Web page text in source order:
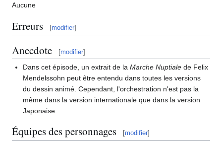
Aucune
Erreurs [modifier]
Anecdote [modifier]
Dans cet épisode, un extrait de laMarche Nuptiale de Felix
Mendelssohn peut être entendu dans toutes les versions
du dessin animé. Cependant, l'orchestration n'est pas la
même dans la version internationale que dans la version
Japonaise.
Équipes des personnages [modifier]